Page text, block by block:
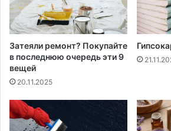
Затеяли ремонт? Покупайте
в последнюю очередь эти 9
вещей
20.11.2025